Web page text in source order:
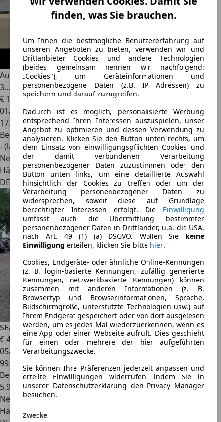
finden, was Sie brauchen.
Um Ihnen die bestmögliche Benutzererfahrung auf
unseren Angeboten zu bieten, verwenden wir und
Drittanbieter Cookies und andere Technologien
(beides gemeinsam nennen wir nachfolgend:
„Cookies"), um Geräteinformationen und
personenbezogene Daten (z.B. IP Adressen) zu
speichern und darauf zuzugreifen.
Dadurch ist es möglich, personalisierte Werbung
entsprechend Ihren Interessen auszuspielen, unser
Angebot zu optimieren und dessen Verwendung zu
analysieren. Klicken Sie den Button unten rechts, um
dem Einsatz von einwilligungspflichten Cookies und
der damit verbundenen Verarbeitung
personenbezogener Daten zuzustimmen oder den
Button unten links, um eine detaillierte Auswahl
hinsichtlich der Cookies zu treffen oder um der
Verarbeitung personenbezogener Daten zu
widersprechen, soweit diese auf Grundlage
berechtigter Interessen erfolgt. Die Einwilligung
umfasst auch die Übermittlung bestimmter
personenbezogener Daten in Drittländer, u.a. die USA,
nach Art. 49 (1) (a) DSGVO. Wollen Sie keine
Einwilligung erteilen, klicken Sie bitte hier.
Cookies, Endgeräte- oder ähnliche Online-Kennungen
(z. B. login-basierte Kennungen, zufällig generierte
Kennungen, netzwerkbasierte Kennungen) können
zusammen mit anderen Informationen (z. B.
Browsertyp und Browserinformationen, Sprache,
Bildschirmgröße, unterstützte Technologien usw.) auf
Ihrem Endgerät gespeichert oder von dort ausgelesen
werden, um es jedes Mal wiederzuerkennen, wenn es
eine App oder einer Webseite aufruft. Dies geschieht
für einen oder mehrere der hier aufgeführten
Verarbeitungszwecke.
Sie können Ihre Präferenzen jederzeit anpassen und
erteilte Einwilligungen widerrufen, indem Sie in
unserer Datenschutzerklärung den Privacy Manager
besuchen.
Zwecke
Audi RS6-X Avant 1 of 30 ABT Sondermodell 760PS 920Nm
3...
€ 194.8501
01/2025
17.250 km
Benzin
- (l/100 km)
Neu
Händler
DE 53340
SEAT IbizaIbiza 1.2 Style 2-Hand
€ 4.599
05/2014
99.214 km
Benzin
5,9 l/100 km (komb.)
Neu
Händler